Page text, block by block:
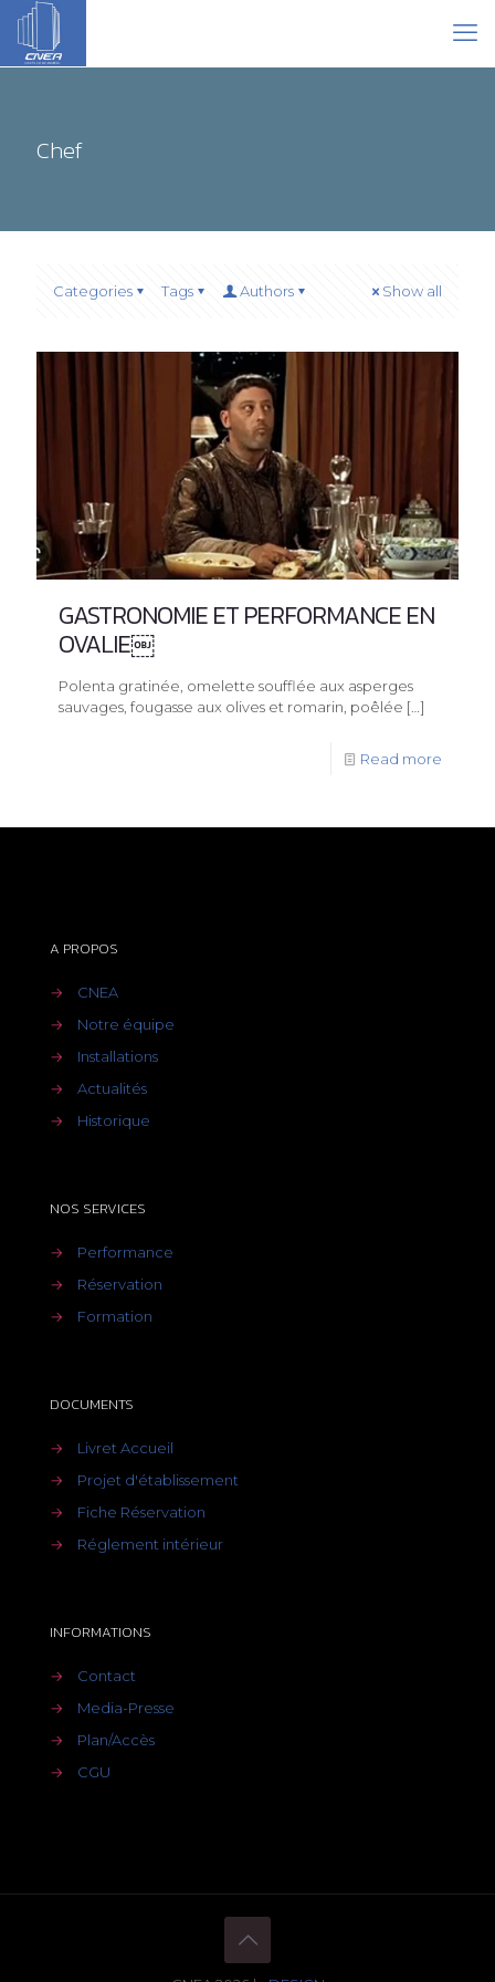
Chef
Categories Tags Authors Show all
GASTRONOMIE ET PERFORMANCE EN
OVALIE￼
Polenta gratinée, omelette soufflée aux asperges
sauvages, fougasse aux olives et romarin, poêlée […]
Read more
A PROPOS
→
CNEA
→
Notre équipe
→
Installations
→
Actualités
→
Historique
NOS SERVICES
→
Performance
→
Réservation
→
Formation
DOCUMENTS
→
Livret Accueil
→
Projet d'établissement
→
Fiche Réservation
→
Réglement intérieur
INFORMATIONS
→
Contact
→
Media-Presse
→
Plan/Accès
→
CGU